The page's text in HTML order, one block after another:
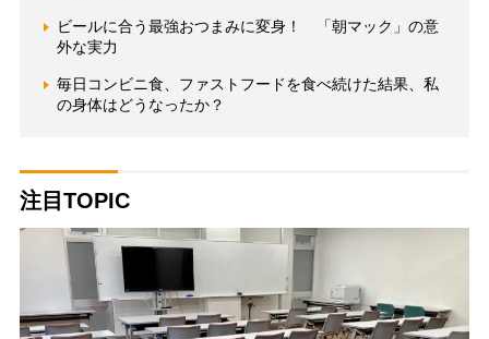
ビールに合う最強おつまみに変身！ 「朝マック」の意
外な実力
毎日コンビニ食、ファストフードを食べ続けた結果、私
の身体はどうなったか？
注目TOPIC